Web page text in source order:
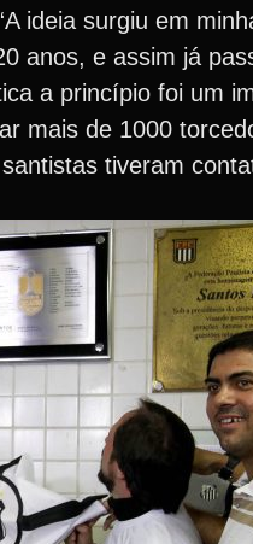
ideia surgiu em
anos, e assim já
a princípio foi um
mais de 1000
tiveram